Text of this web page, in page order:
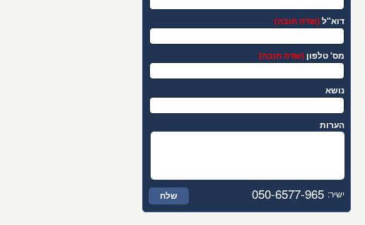
דוא"ל(שדה חובה)
מס' טלפון (שדה חובה)
נושא
הערות
ישיר: 050-6577-965